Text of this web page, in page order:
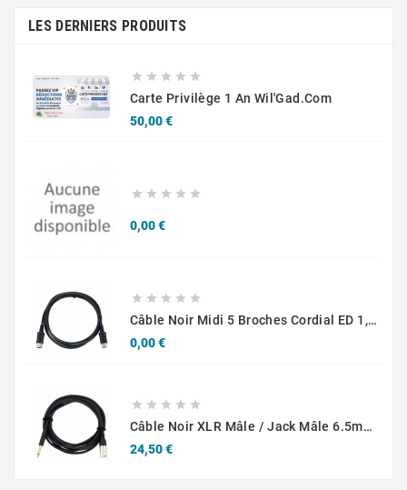
LES DERNIERS PRODUITS
    
Carte Privilège 1 An Wil'Gad.Com
50,00 €Prix
    
0,00 €Prix
    
Câble Noir Midi 5 Broches Cordial ED 1,5 Eléments AA
0,00 €Prix
    
Câble Noir XLR Mâle / Jack Mâle 6.5mm Mono Cordial CCM 5 MP
24,50 €Prix